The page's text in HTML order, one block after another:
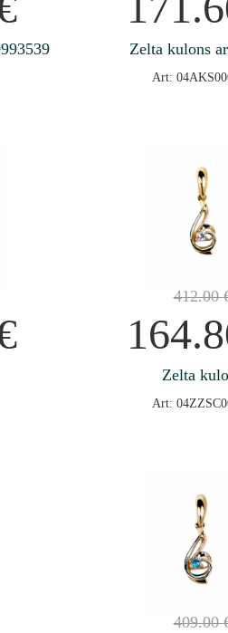
Zelta kulons
Art:
412.00
Zelta
Art:
409.00